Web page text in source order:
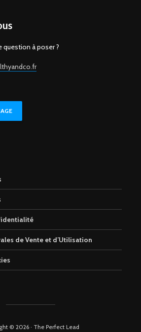
question à poser ?
de Vente et d’Utilisation
© 2026 · The Perfect Lead